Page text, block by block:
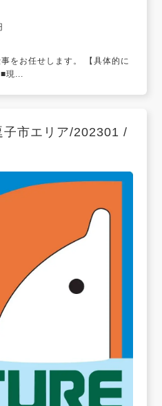
をお任せします。 【具体的に
現...
子市エリア/202301 /